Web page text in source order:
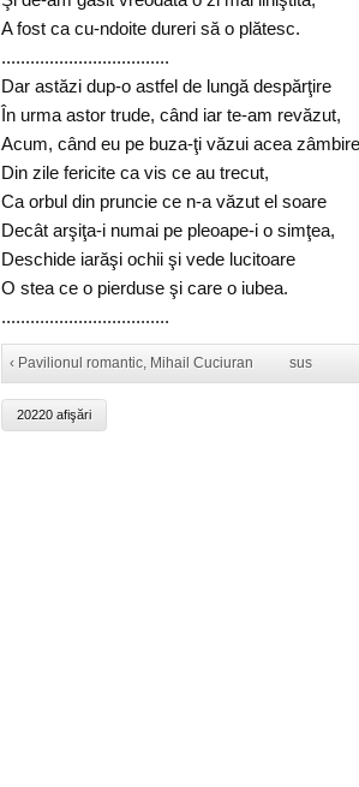
A fost ca cu-ndoite dureri să o plătesc.
...................................
Dar astăzi dup-o astfel de lungă despărţire
În urma astor trude, când iar te-am revăzut,
Acum, când eu pe buza-ţi văzui acea zâmbire
Din zile fericite ca vis ce au trecut,
Ca orbul din pruncie ce n-a văzut el soare
Decât arşiţa-i numai pe pleoape-i o simţea,
Deschide iarăşi ochii şi vede lucitoare
O stea ce o pierduse şi care o iubea.
...................................
‹ Pavilionul romantic, Mihail Cuciuran sus
20220 afişări